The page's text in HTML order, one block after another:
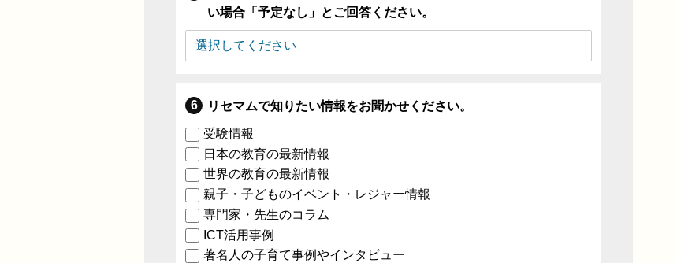
い場合「予定なし」とご回答ください。
リセマムで知りたい情報をお聞かせください。
受験情報
日本の教育の最新情報
世界の教育の最新情報
親子・子どものイベント・レジャー情報
専門家・先生のコラム
ICT活用事例
著名人の子育て事例やインタビュー